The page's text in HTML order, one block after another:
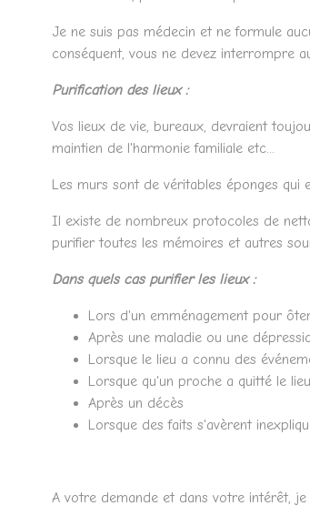
Je ne suis pas médecin et ne formule
conséquent, vous ne devez interrompre
Purification des lieux :
Vos lieux de vie, bureaux, devraient
maintien de l'harmonie familiale etc...
Les murs sont de véritables éponges qui
Il existe de nombreux protocoles de
purifier toutes les mémoires et autres
Dans quels cas purifier les lieux :
Lors d'un emménagement pour
Après une maladie ou une
Lorsque le lieu a connu des
Lorsque qu'un proche a quitté le
Après un décès
Lorsque des faits s'avèrent
A votre demande et dans votre intérêt,